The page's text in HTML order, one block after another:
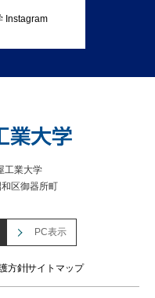
Instagram
工業大学
区御器所町
PC表示
方針サイトマップ